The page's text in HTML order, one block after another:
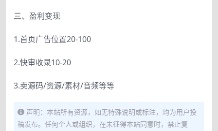
三、盈利变现
1.首页广告位置20-100
2.快审收录10-20
3.卖源码/资源/素材/音频等等
声明：本站所有资源，如无特殊说明或标注，均为用户投
稿发布。任何个人或组织，在未征得本站同意时，禁止复